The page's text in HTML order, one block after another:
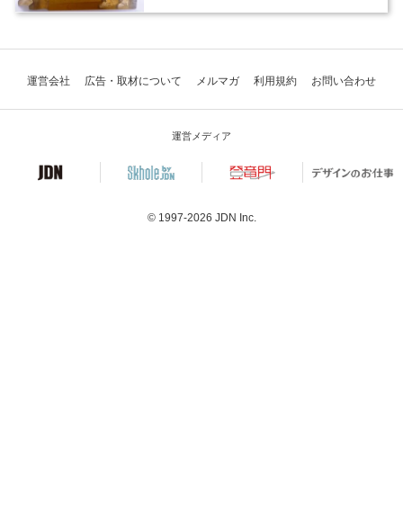
運営会社 広告・取材について メルマガ 利用規約 お問い合わせ
運営メディア
© 1997-2026 JDN Inc.